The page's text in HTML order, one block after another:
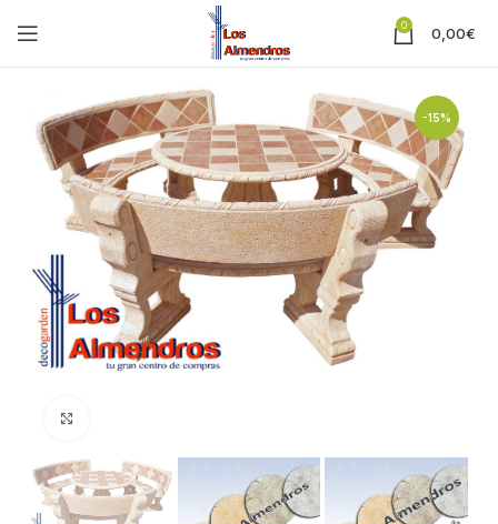
0 0,00€
-15%